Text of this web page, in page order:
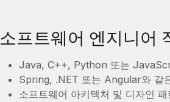
소프트웨어 엔지니어
Java, C++, Python 또는
Spring, .NET 또는 Angular와 같
소프트웨어 아키텍처 및 디자인